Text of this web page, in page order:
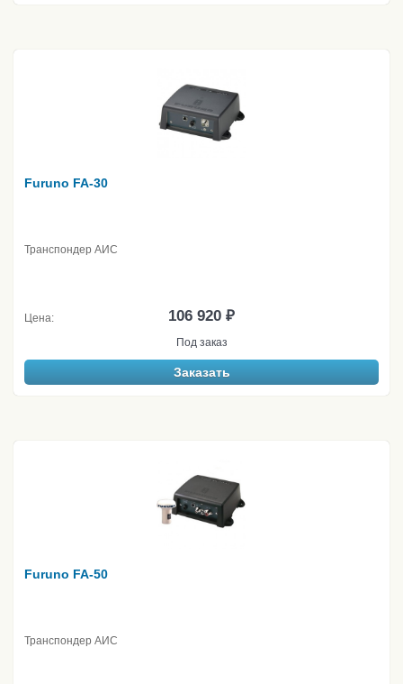
Furuno FA-30
Транспондер АИС
Цена: 106 920 ₽
Под заказ
Заказать
Furuno FA-50
Транспондер АИС